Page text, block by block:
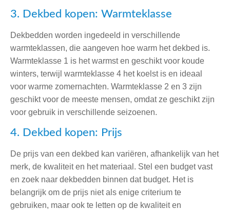
3. Dekbed kopen: Warmteklasse
Dekbedden worden ingedeeld in verschillende
warmteklassen, die aangeven hoe warm het dekbed is.
Warmteklasse 1 is het warmst en geschikt voor koude
winters, terwijl warmteklasse 4 het koelst is en ideaal
voor warme zomernachten. Warmteklasse 2 en 3 zijn
geschikt voor de meeste mensen, omdat ze geschikt zijn
voor gebruik in verschillende seizoenen.
4. Dekbed kopen: Prijs
De prijs van een dekbed kan variëren, afhankelijk van het
merk, de kwaliteit en het materiaal. Stel een budget vast
en zoek naar dekbedden binnen dat budget. Het is
belangrijk om de prijs niet als enige criterium te
gebruiken, maar ook te letten op de kwaliteit en